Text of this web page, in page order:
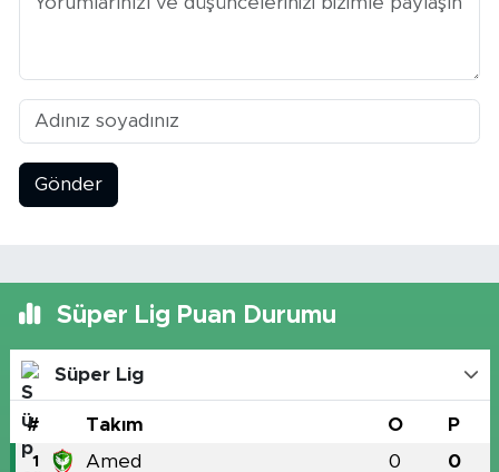
Gönder
Süper Lig Puan Durumu
Süper Lig
# Takım O P
1 Amed 0 0